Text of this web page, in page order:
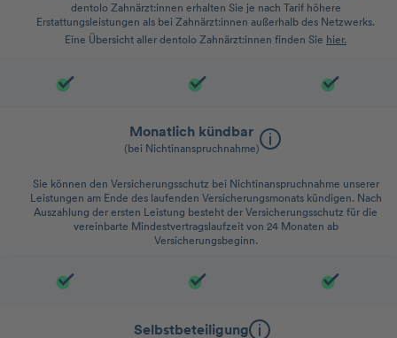
dentolo Zahnärzt:innen erhalten Sie je nach Tarif höhere
Erstattungsleistungen als bei Zahnärzt:innen außerhalb des Netzwerks.
Eine Übersicht aller dentolo Zahnärzt:innen finden Sie hier.
Monatlich kündbar
(bei Nichtinanspruchnahme)
Sie können den Versicherungsschutz bei Nichtinanspruchnahme unserer
Leistungen am Ende des laufenden Versicherungsmonats kündigen. Nach
Auszahlung der ersten Leistung besteht der Versicherungsschutz für die
vereinbarte Mindestvertragslaufzeit von 24 Monaten ab
Versicherungsbeginn.
Selbstbeteiligung